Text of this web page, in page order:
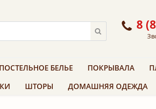
8
ПОСТЕЛЬНОЕ БЕЛЬЕ ПОКРЫВАЛА
ШТОРЫ ДОМАШНЯЯ ОДЕЖДА